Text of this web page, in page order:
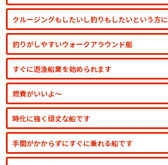
クルージングもしたいし釣りもしたいという方に
釣りがしやすいウォークアラウンド艇
すぐに遊漁船業を始められます
燃費がいいよ～
時化に強く頑丈な船です
手間がかからずにすぐに乗れる船です